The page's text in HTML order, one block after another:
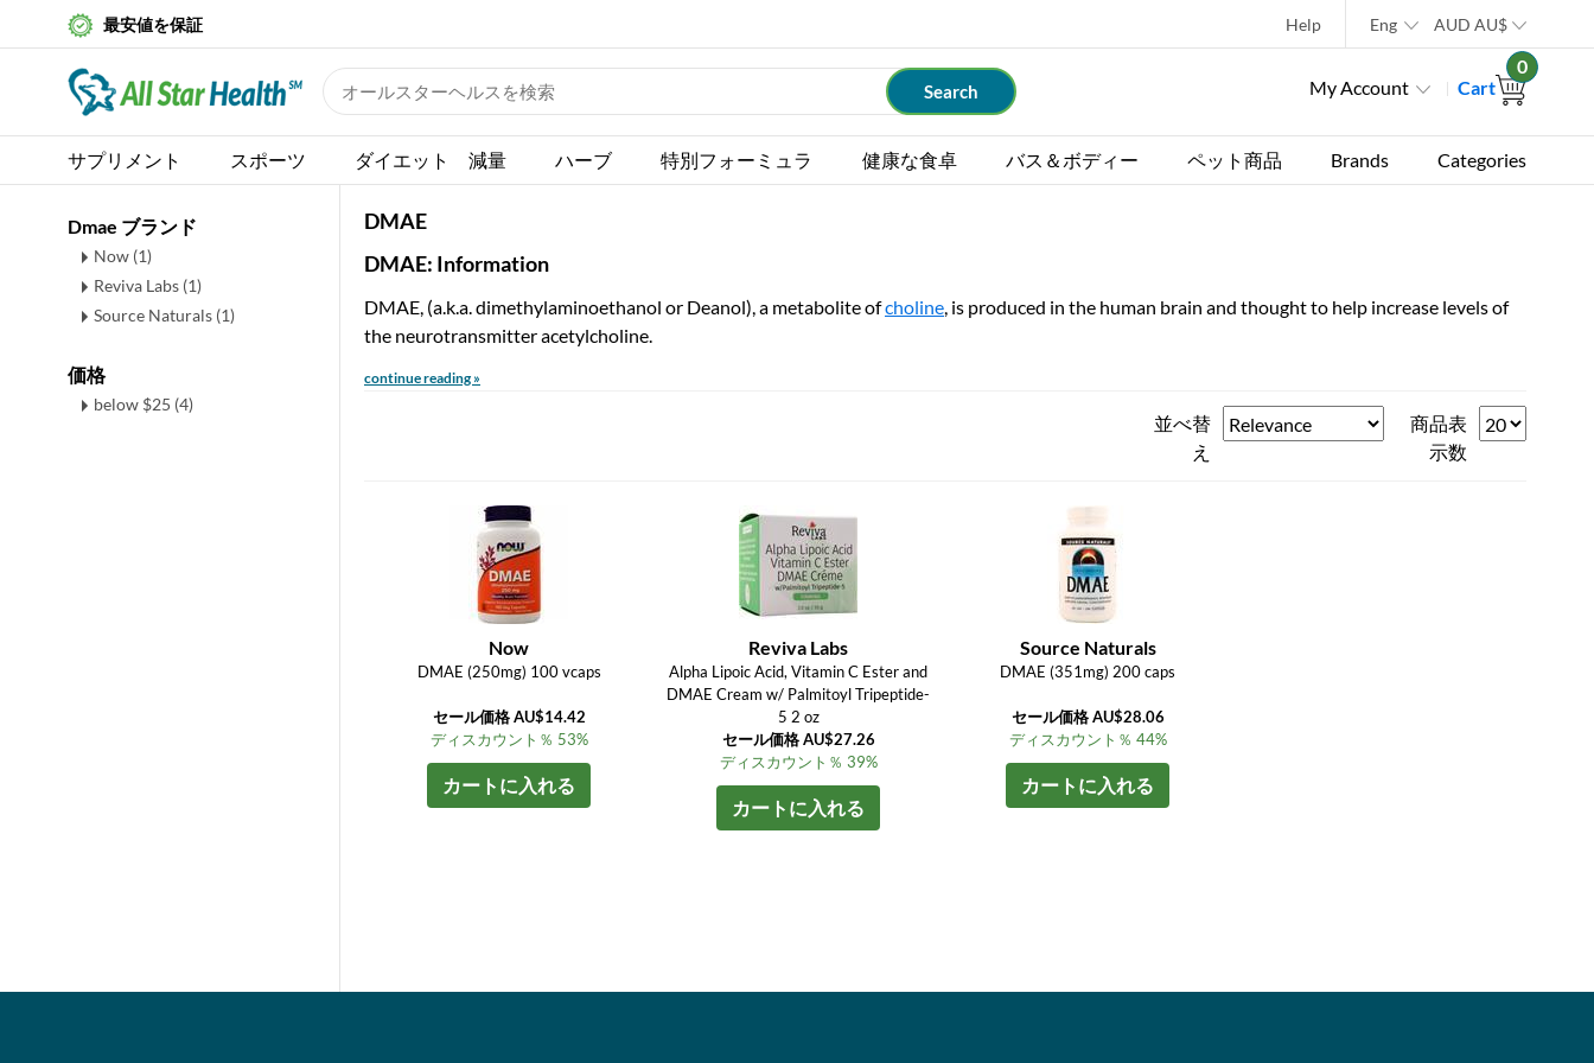
最安値を保証 Help Eng AUD AU$
My Account Cart
0
サプリメント スポーツ ダイエット 減量 ハーブ 特別フォーミュラ 健康な食卓 バス＆ボディー ペット商品 Brands Categories
Dmae ブランド
Now (1)
Reviva Labs (1)
Source Naturals (1)
価格
below $25 (4)
DMAE
DMAE: Information
DMAE, (a.k.a. dimethylaminoethanol or Deanol), a metabolite ofcholine, is produced in the human brain and thought to help increase levels of
the neurotransmitter acetylcholine.
continue reading »
並べ替
え
商品表
示数
Now
DMAE (250mg) 100 vcaps
セール価格 AU$14.42
ディスカウント％ 53%
カートに入れる
Reviva Labs
Alpha Lipoic Acid, Vitamin C Ester and
DMAE Cream w/ Palmitoyl Tripeptide-
5 2 oz
セール価格 AU$27.26
ディスカウント％ 39%
カートに入れる
Source Naturals
DMAE (351mg) 200 caps
セール価格 AU$28.06
ディスカウント％ 44%
カートに入れる